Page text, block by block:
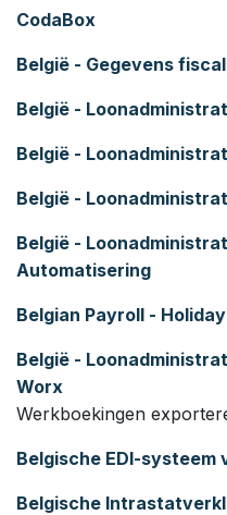
CodaBox
België - Gegevens
België -
België -
België -
België -
Automatisering
Belgian Payroll -
België -
Worx
Werkboekingen
Belgische EDI-
Belgische